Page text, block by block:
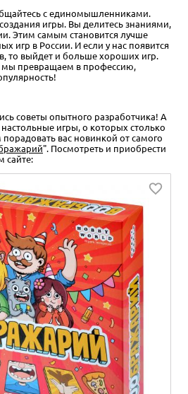
с единомышленниками.
игры. Вы делитесь знаниями,
Этим самым становится лучше
игр в России. И если у нас появится
то выйдет и больше хороших игр.
мы превращаем в профессию,
советы опытного разработчика! А
игры, о которых столько
вас новинкой от самого
". Посмотреть и приобрести
сайте: